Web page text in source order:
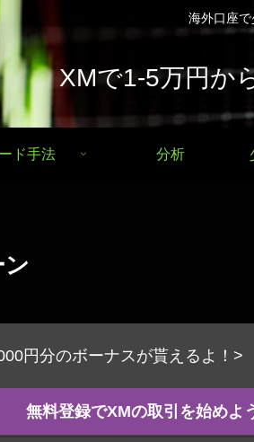
海外口座
XMで1-5万円か
ド手法 分析
円分のボーナスが貰えるよ！>
無料登録でXMの取引を始めよ